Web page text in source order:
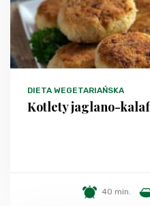
DIETA WEGETARIAŃSKA
Kotlety jaglano-
40 min.